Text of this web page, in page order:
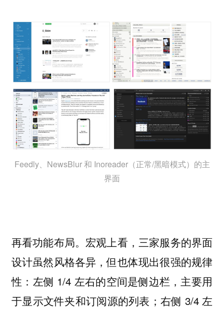
Feedly、NewsBlur 和 Inoreader（正常/黑暗模式）的主
界面
再看功能布局。宏观上看，三家服务的界面
设计虽然风格各异，但也体现出很强的规律
性：左侧 1/4 左右的空间是侧边栏，主要用
于显示文件夹和订阅源的列表；右侧 3/4 左